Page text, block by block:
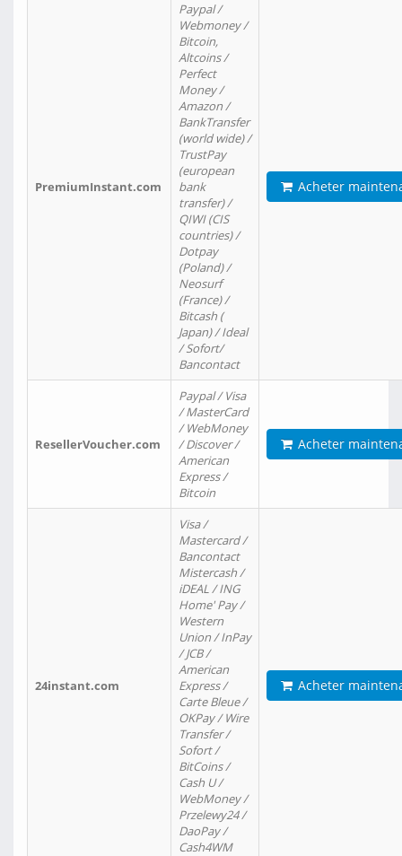
PremiumInstant.com
Paypal /
Webmoney /
Bitcoin,
Altcoins /
Perfect
Money /
Amazon /
BankTransfer
(world wide) /
TrustPay
(european
bank
transfer) /
QIWI (CIS
countries) /
Dotpay
(Poland) /
Neosurf
(France) /
Bitcash (
Japan) / Ideal
/ Sofort/
Bancontact
Acheter
ResellerVoucher.com
Paypal / Visa
/ MasterCard
/ WebMoney
/ Discover /
American
Express /
Bitcoin
Acheter
24instant.com
Visa /
Mastercard /
Bancontact
Mistercash /
iDEAL / ING
Home' Pay /
Western
Union / InPay
/ JCB /
American
Express /
Carte Bleue /
OKPay / Wire
Transfer /
Sofort /
BitCoins /
Cash U /
WebMoney /
Przelewy24 /
DaoPay /
Cash4WM
Acheter